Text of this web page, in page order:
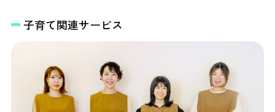
子育て関連サービス